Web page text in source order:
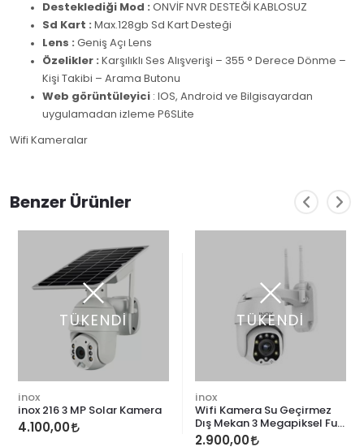
Desteklediği Mod : ONVİF NVR DESTEĞİ KABLOSUZ
Sd Kart : Max.128gb Sd Kart Desteği
Lens : Geniş Açı Lens
Özelikler : Karşılıklı Ses Alışverişi – 355 ° Derece Dönme –
Kişi Takibi – Arama Butonu
Web görüntüleyici : IOS, Android ve Bilgisayardan
uygulamadan izleme P6SLite
Wifi Kameralar
Benzer Ürünler
TÜKENDİ
inox
inox 216 3 MP Solar Kamera
4.100,00
TÜKENDİ
inox
Wifi Kamera Su Geçirmez
Dış Mekan 3 Megapiksel Full
HD
2.900,00